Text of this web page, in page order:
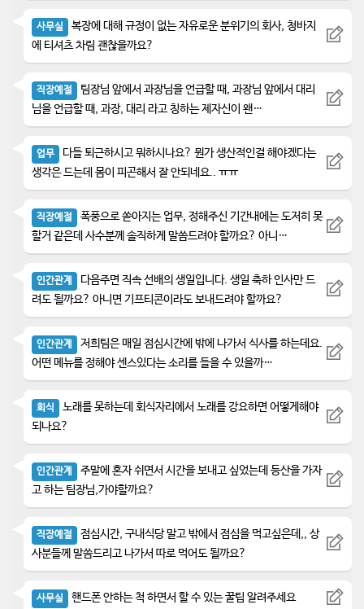
사무실
복장에 대해 규정이 없는 자유로운 분위기의 회사, 청바지
에 티셔츠 차림 괜찮을까요?
직장예절
팀장님 앞에서 과장님을 언급할 때, 과장님 앞에서 대리
님을 언급할 때, 과장, 대리 라고 칭하는 제자신이 왠…
업무
다들 퇴근하시고 뭐하시나요? 뭔가 생산적인걸 해야겠다는
생각은 드는데 몸이 피곤해서 잘 안되네요.. ㅠㅠ
직장예절
폭풍으로 쏟아지는 업무, 정해주신 기간내에는 도저히 못
할거 같은데 사수분께 솔직하게 말씀드려야 할까요? 아니…
인간관계
다음주면 직속 선배의 생일입니다. 생일 축하 인사만 드
려도 될까요? 아니면 기프티콘이라도 보내드려야 할까요?
인간관계
저희팀은 매일 점심시간에 밖에 나가서 식사를 하는데요.
어떤 메뉴를 정해야 센스있다는 소리를 들을 수 있을까…
회식
노래를 못하는데 회식자리에서 노래를 강요하면 어떻게해야
되나요?
인간관계
주말에 혼자 쉬면서 시간을 보내고 싶었는데 등산을 가자
고 하는 팀장님,가야할까요?
직장예절
점심시간, 구내식당 말고 밖에서 점심을 먹고싶은데,, 상
사분들께 말씀드리고 나가서 따로 먹어도 될까요?
사무실 핸드폰 안하는 척 하면서 할 수 있는 꿀팁 알려주세요